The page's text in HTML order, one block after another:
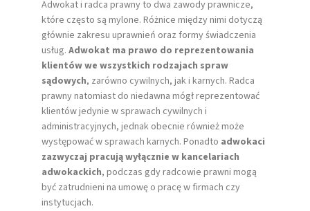
Adwokat i radca prawny to dwa zawody prawnicze,
które często są mylone. Różnice między nimi dotyczą
głównie zakresu uprawnień oraz formy świadczenia
usług. Adwokat ma prawo do reprezentowania
klientów we wszystkich rodzajach spraw
sądowych, zarówno cywilnych, jak i karnych. Radca
prawny natomiast do niedawna mógł reprezentować
klientów jedynie w sprawach cywilnych i
administracyjnych, jednak obecnie również może
występować w sprawach karnych. Ponadto adwokaci
zazwyczaj pracują wyłącznie w kancelariach
adwokackich, podczas gdy radcowie prawni mogą
być zatrudnieni na umowę o pracę w firmach czy
instytucjach.